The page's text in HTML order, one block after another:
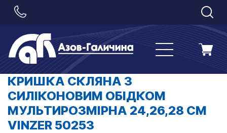
КРИШКА СКЛЯНА З
СИЛІКОНОВИМ ОБІДКОМ
МУЛЬТИРОЗМІРНА 24,26,28 СМ
VINZER 50253